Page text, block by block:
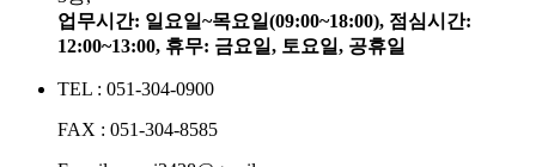
업무시간: 일요일~목요일(09:00~18:00), 점심시간:
12:00~13:00, 휴무: 금요일, 토요일, 공휴일
TEL : 051-304-0900
FAX : 051-304-8585